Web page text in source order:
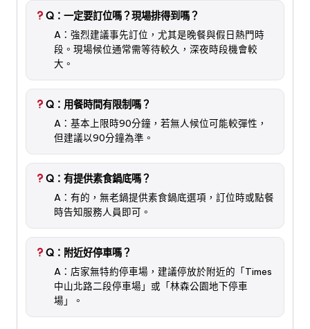
Q：一定要訂位嗎？現場排得到嗎？
A：強烈建議事先訂位，尤其是晚餐與假日熱門時
段。現場候位通常需等待較久，深夜時段機會較
大。
Q：用餐時間有限制嗎？
A：基本上限時90分鐘，若無人候位可能較彈性，
但建議以90分鐘為準。
Q：有提供素食鍋底嗎？
A：有的，無老鍋提供素食鍋底選項，訂位時或點餐
時告知服務人員即可。
Q：附近好停車嗎？
A：店家無特約停車場，建議停放於附近的「Times
中山北路二段停車場」或「林森公園地下停車
場」。